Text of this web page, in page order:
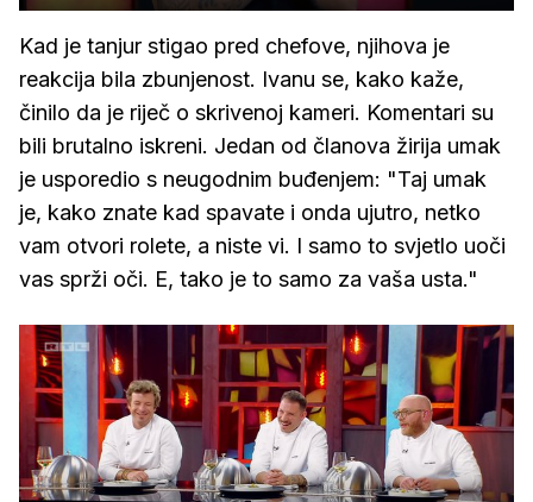
Kad je tanjur stigao pred chefove, njihova je
reakcija bila zbunjenost. Ivanu se, kako kaže,
činilo da je riječ o skrivenoj kameri. Komentari su
bili brutalno iskreni. Jedan od članova žirija umak
je usporedio s neugodnim buđenjem: "Taj umak
je, kako znate kad spavate i onda ujutro, netko
vam otvori rolete, a niste vi. I samo to svjetlo uoči
vas sprži oči. E, tako je to samo za vaša usta."